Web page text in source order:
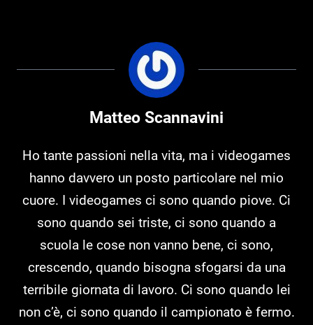
Matteo Scannavini
Ho tante passioni nella vita, ma i videogames
hanno davvero un posto particolare nel mio
cuore. I videogames ci sono quando piove. Ci
sono quando sei triste, ci sono quando a
scuola le cose non vanno bene, ci sono,
crescendo, quando bisogna sfogarsi da una
terribile giornata di lavoro. Ci sono quando lei
non c’è, ci sono quando il campionato è fermo.